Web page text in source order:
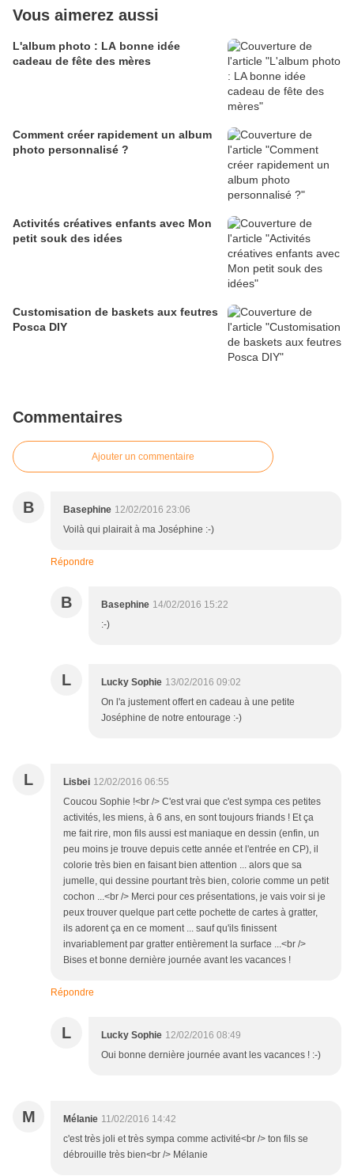
Vous aimerez aussi
L'album photo : LA bonne idée
cadeau de fête des mères
Comment créer rapidement un album
photo personnalisé ?
Activités créatives enfants avec Mon
petit souk des idées
Customisation de baskets aux feutres
Posca DIY
Commentaires
Ajouter un commentaire
B Basephine 12/02/2016 23:06
Voilà qui plairait à ma Joséphine :-)
Répondre
B Basephine 14/02/2016 15:22
:-)
L Lucky Sophie 13/02/2016 09:02
On l'a justement offert en cadeau à une petite
Joséphine de notre entourage :-)
L Lisbei 12/02/2016 06:55
Coucou Sophie !<br /> C'est vrai que c'est sympa ces petites
activités, les miens, à 6 ans, en sont toujours friands ! Et ça
me fait rire, mon fils aussi est maniaque en dessin (enfin, un
peu moins je trouve depuis cette année et l'entrée en CP), il
colorie très bien en faisant bien attention ... alors que sa
jumelle, qui dessine pourtant très bien, colorie comme un petit
cochon ...<br /> Merci pour ces présentations, je vais voir si je
peux trouver quelque part cette pochette de cartes à gratter,
ils adorent ça en ce moment ... sauf qu'ils finissent
invariablement par gratter entièrement la surface ...<br />
Bises et bonne dernière journée avant les vacances !
Répondre
L Lucky Sophie 12/02/2016 08:49
Oui bonne dernière journée avant les vacances ! :-)
M Mélanie 11/02/2016 14:42
c'est très joli et très sympa comme activité<br /> ton fils se
débrouille très bien<br /> Mélanie